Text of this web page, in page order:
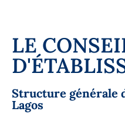
LE
Structure générale
Lagos